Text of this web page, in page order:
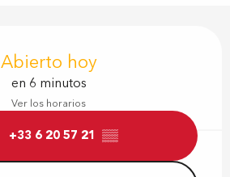
Abierto hoy
en 6 minutos
Ver los horarios
+33 6 20 57 21 ▒▒